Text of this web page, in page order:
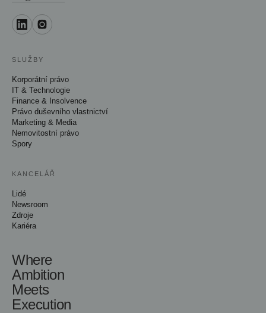
SLUŽBY
Korporátní právo
IT & Technologie
Finance & Insolvence
Právo duševního vlastnictví
Marketing & Media
Nemovitostní právo
Spory
KANCELÁŘ
Lidé
Newsroom
Zdroje
Kariéra
Where
Ambition
Meets
Execution